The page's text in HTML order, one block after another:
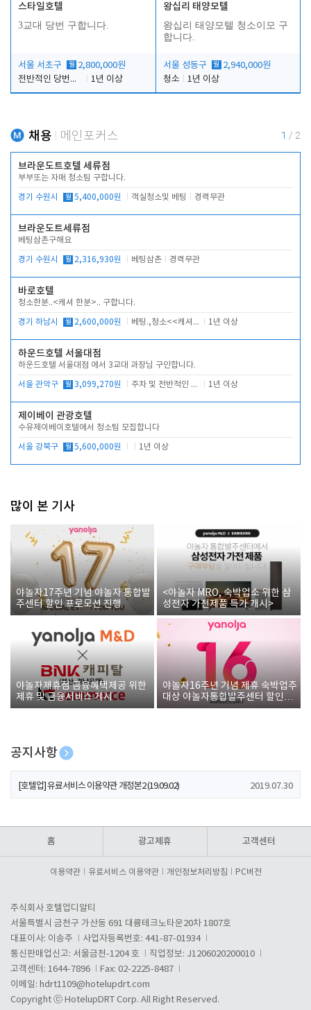
스타일호텔
3교대 당번 구합니다.
서울 서초구 월 2,800,000원
전반적인 당번업무
1년 이상
왕십리 태양모텔
왕십리 태양모텔 청소이모 구
합니다.
서울 성동구 월 2,940,000원
청소
1년 이상
채용 메인포커스 1 / 2
브라운도트호텔 세류점
부부또는 자매 청소팀 구합니다.
경기 수원시 월 5,400,000원 객실청소및 베팅 경력무관
브라운도트세류점
베팅삼촌구해요
경기 수원시 월 2,316,930원 베팅삼촌 경력무관
바로호텔
청소한분..<캐셔 한분>.. 구합니다.
경기 하남시 월 2,600,000원 베팅.,청소<<캐셔 모셔봅니다. 1년 이상
하운드호텔 서울대점
하운드호텔 서울대점 에서 3교대 과장님 구인합니다.
서울 관악구 월 3,099,270원 주차 및 전반적인 당번업무 1년 이상
제이베이 관광호텔
수유제이베이호텔에서 청소팀 모집합니다
서울 강북구 월 5,600,000원 1년 이상
많이 본 기사
야놀자17주년 기념 야놀자 통합발
주센터 할인 프로모션 진행
<야놀자 MRO, 숙박업소 위한 삼
성전자 가전제품 특가 개시>
야놀자제휴점 금융혜택제공 위한
제휴 및 금융서비스 게시
야놀자16주년 기념 제휴 숙박업주
대상 야놀자통합발주센터 할인쿠
폰 증정
공지사항
[호텔업] 개인정보 처리방침 개정본1 (19.09.02)
[호텔업] 유료서비스 이용약관 개정본2 (19.09.02) 2019.07.30
홈 광고제휴 고객센터
이용약관 유료서비스 이용약관 개인정보처리방침 PC버전
주식회사 호텔업디알티
서울특별시 금천구 가산동 691 대륭테크노타운20차 1807호
대표이사: 이송주
사업자등록번호: 441-87-01934
통신판매업신고: 서울금천-1204 호
직업정보: J1206020200010
고객센터: 1644-7896
Fax: 02-2225-8487
이메일: hdrt1109@hotelupdrt.com
Copyright ⓒ HotelupDRT Corp. All Right Reserved.